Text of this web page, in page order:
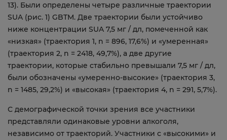
13). Были определены четыре различные траектории
SUA (рис. 1) GBTM. Две траектории были устойчиво
ниже концентрации SUA 7,5 мг / дл, помеченной как
«низкая» (траектория 1, n = 896, 17,6%) и «умеренная»
(траектория 2, n = 2418, 49,7%), а две другие
траектории, которые стабильно превышали 7,5 мг / дл,
были обозначены «умеренно-высокие» (траектория 3,
n = 1485, 29,2%) и «высокая» (траектория 4, n = 291, 5,7%).
С демографической точки зрения все участники
представляли одинаковые уровни алкоголя,
независимо от траекторий. Участники с «высокими» и